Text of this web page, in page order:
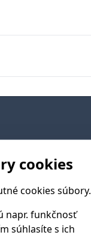
cookies
cookies súbory.
napr. funkčnosť
súhlasíte s ich